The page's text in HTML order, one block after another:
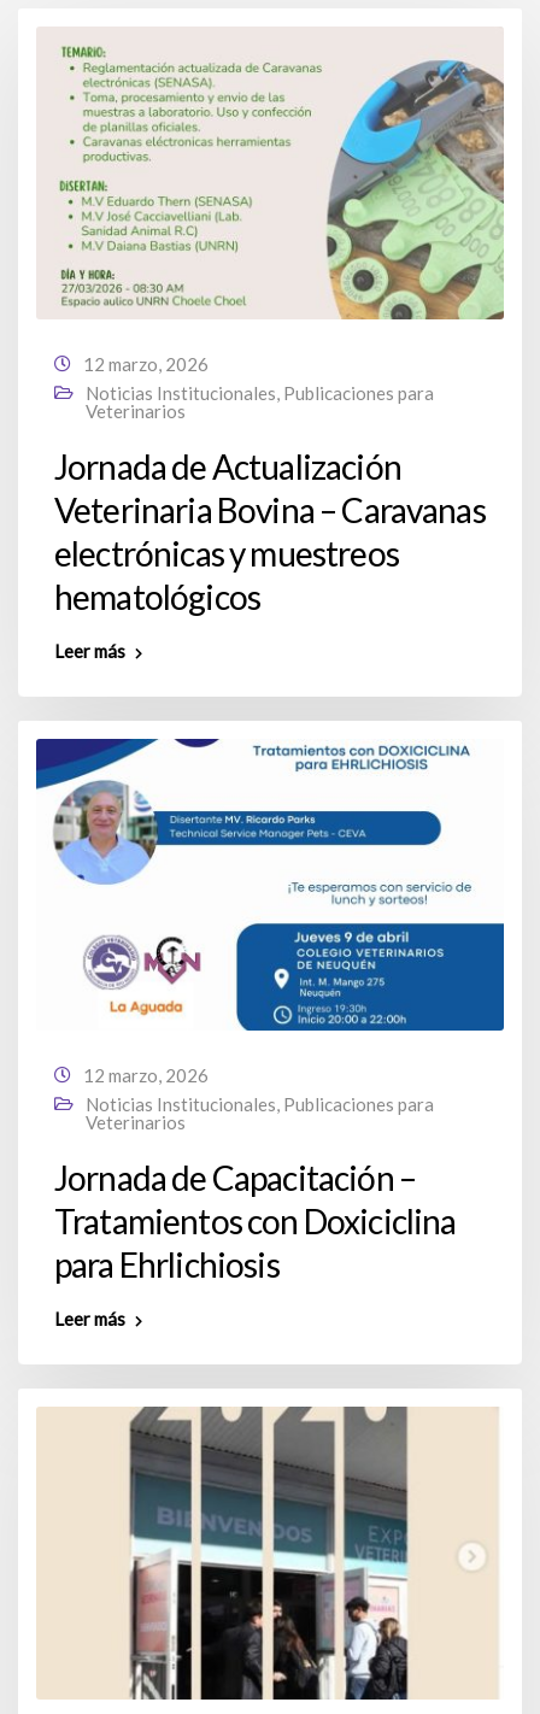
12 marzo, 2026
Noticias Institucionales Publicaciones para
Veterinarios
Jornada de Actualización
Veterinaria Bovina – Caravanas
electrónicas y muestreos
hematológicos
Leer más
12 marzo, 2026
Noticias Institucionales, Publicaciones para
Veterinarios
Jornada de Capacitación –
Tratamientos con Doxiciclina
para Ehrlichiosis
Leer más